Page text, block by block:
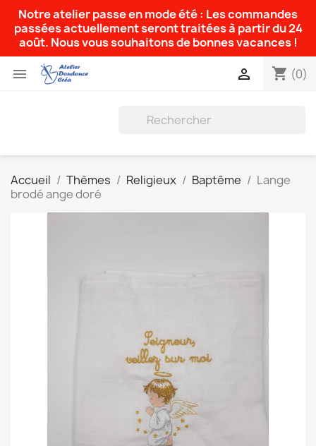
Notre atelier passe en mode été : Les commandes
passées actuellement seront traitées à partir du 24
août. Nous vous souhaitons de bonnes vacances !
 shopping_cart (0)

Accueil Thèmes Religieux Baptême
Lange
brodé ange doré